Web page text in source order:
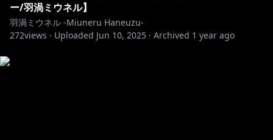
ー/羽渦ミウネル】
羽渦ミウネル -Miuneru Haneuzu-
272views · Uploaded Jun 10, 2025 · Archived 1 year ago